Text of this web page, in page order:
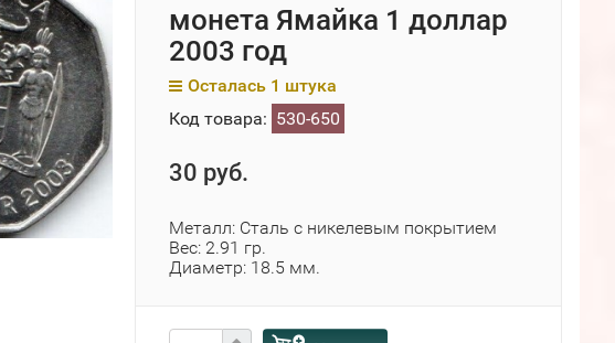
монета Ямайка 1 доллар
2003 год
Осталась 1 штука
Код товара: 530-650
30 руб.
Металл: Сталь с никелевым покрытием
Вес: 2.91 гр.
Диаметр: 18.5 мм.